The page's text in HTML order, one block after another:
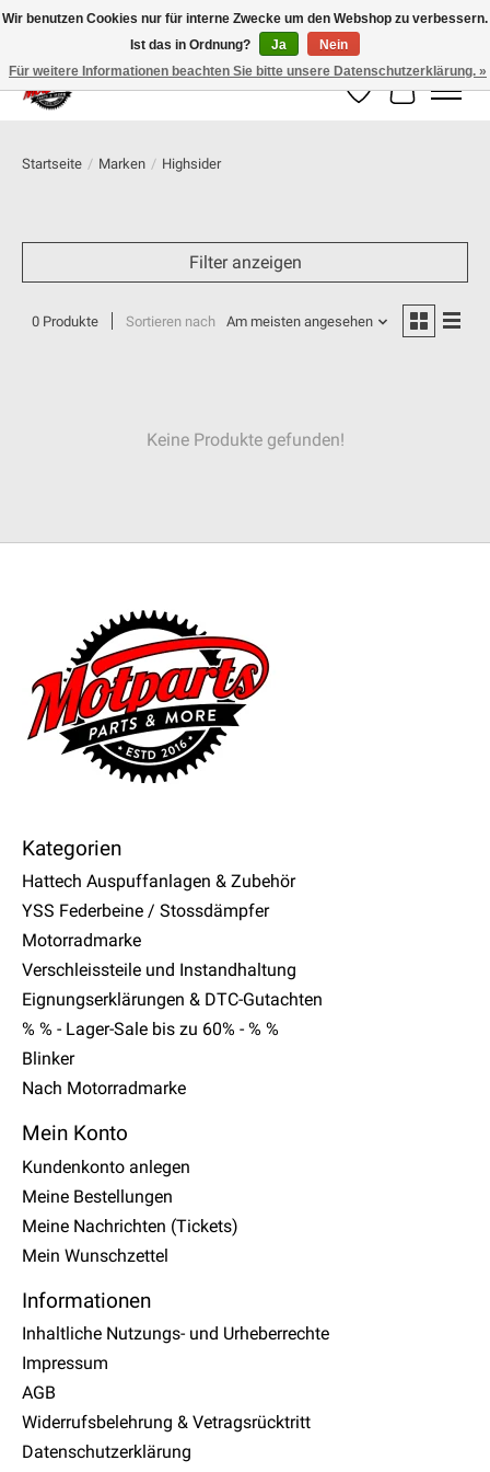
100% schweizer Onlineshop für Dein Motorrad
Wunschzettel
Ihr
Startseite / Marken / Highsider
Filter anzeigen
0 Produkte Sortieren nach Am meisten angesehen
Keine Produkte gefunden!
Kategorien
Hattech Auspuffanlagen & Zubehör
YSS Federbeine / Stossdämpfer
Motorradmarke
Verschleissteile und Instandhaltung
Eignungserklärungen & DTC-Gutachten
% % - Lager-Sale bis zu 60% - % %
Blinker
Nach Motorradmarke
Mein Konto
Kundenkonto anlegen
Meine Bestellungen
Meine Nachrichten (Tickets)
Mein Wunschzettel
Informationen
Inhaltliche Nutzungs- und Urheberrechte
Impressum
AGB
Widerrufsbelehrung & Vetragsrücktritt
Datenschutzerklärung
Wir benutzen Cookies nur für interne Zwecke um den Webshop zu verbessern.
Ist das in Ordnung?
Ja
Nein
Für weitere Informationen beachten Sie bitte unsere Datenschutzerklärung. »